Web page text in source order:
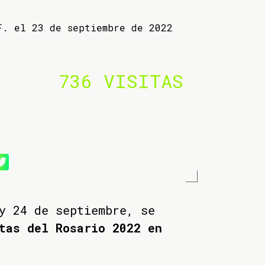
el 23 de septiembre de 2022
736 VISITAS
24 de septiembre, se
del Rosario 2022 en